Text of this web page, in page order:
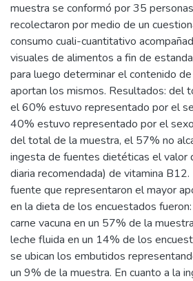
muestra se conformó por 35
recolectaron por medio de un
consumo cuali-cuantitativo
visuales de alimentos a fin de
para luego determinar el contenido
aportan los mismos. Resultados: del
el 60% estuvo representado por el
40% estuvo representado por el
del total de la muestra, el 57% no
ingesta de fuentes dietéticas el valor
diaria recomendada) de vitamina
fuente que representaron el mayor
en la dieta de los encuestados
carne vacuna en un 57% de la
leche fluida en un 14% de los
se ubican los embutidos
un 9% de la muestra. En cuanto a la